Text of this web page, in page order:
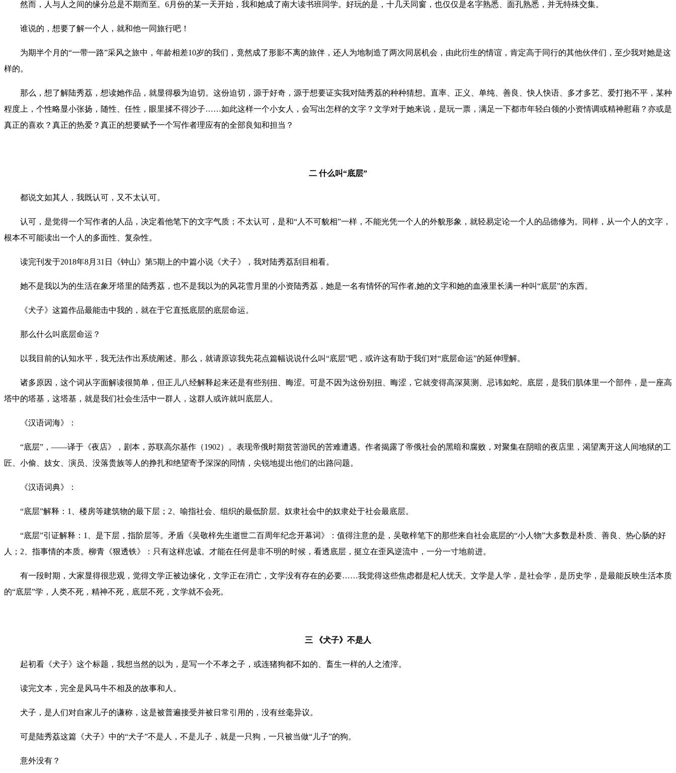
然而，人与人之间的缘分总是不期而至。6月份的某一天开始，我和她成了南大读书班同学。好玩的是，十几天同窗，也仅仅是名字熟悉、面孔熟悉，并无特殊交集。
谁说的，想要了解一个人，就和他一同旅行吧！
为期半个月的“一带一路”采风之旅中，年龄相差10岁的我们，竟然成了形影不离的旅伴，还人为地制造了两次同居机会，由此衍生的情谊，肯定高于同行的其他伙伴们，至少我对她是这
样的。
那么，想了解陆秀荔，想读她作品，就显得极为迫切。这份迫切，源于好奇，源于想要证实我对陆秀荔的种种猜想。直率、正义、单纯、善良、快人快语、多才多艺、爱打抱不平，某种
程度上，个性略显小张扬，随性、任性，眼里揉不得沙子……如此这样一个小女人，会写出怎样的文字？文学对于她来说，是玩一票，满足一下都市年轻白领的小资情调或精神慰藉？亦或是
真正的喜欢？真正的热爱？真正的想要赋予一个写作者理应有的全部良知和担当？
二 什么叫“底层”
都说文如其人，我既认可，又不太认可。
认可，是觉得一个写作者的人品，决定着他笔下的文字气质；不太认可，是和“人不可貌相”一样，不能光凭一个人的外貌形象，就轻易定论一个人的品德修为。同样，从一个人的文字，
根本不可能读出一个人的多面性、复杂性。
读完刊发于2018年8月31日《钟山》第5期上的中篇小说《犬子》，我对陆秀荔刮目相看。
她不是我以为的生活在象牙塔里的陆秀荔，也不是我以为的风花雪月里的小资陆秀荔，她是一名有情怀的写作者,她的文字和她的血液里长满一种叫“底层”的东西。
《犬子》这篇作品最能击中我的，就在于它直抵底层的底层命运。
那么什么叫底层命运？
以我目前的认知水平，我无法作出系统阐述。那么，就请原谅我先花点篇幅说说什么叫“底层”吧，或许这有助于我们对“底层命运”的延伸理解。
诸多原因，这个词从字面解读很简单，但正儿八经解释起来还是有些别扭、晦涩。可是不因为这份别扭、晦涩，它就变得高深莫测、忌讳如蛇。底层，是我们肌体里一个部件，是一座高
塔中的塔基，这塔基，就是我们社会生活中一群人，这群人或许就叫底层人。
《汉语词海》：
“底层”，——译于《夜店》，剧本，苏联高尔基作（1902）。表现帝俄时期贫苦游民的苦难遭遇。作者揭露了帝俄社会的黑暗和腐败，对聚集在阴暗的夜店里，渴望离开这人间地狱的工
匠、小偷、妓女、演员、没落贵族等人的挣扎和绝望寄予深深的同情，尖锐地提出他们的出路问题。
《汉语词典》：
“底层”解释：1、楼房等建筑物的最下层；2、喻指社会、组织的最低阶层。奴隶社会中的奴隶处于社会最底层。
“底层”引证解释：1、是下层，指阶层等。矛盾《吴敬梓先生逝世二百周年纪念开幕词》：值得注意的是，吴敬梓笔下的那些来自社会底层的“小人物”大多数是朴质、善良、热心肠的好
人；2、指事情的本质。柳青《狠透铁》：只有这样忠诚。才能在任何是非不明的时候，看透底层，挺立在歪风逆流中，一分一寸地前进。
有一段时期，大家显得很悲观，觉得文学正被边缘化，文学正在消亡，文学没有存在的必要……我觉得这些焦虑都是杞人忧天。文学是人学，是社会学，是历史学，是最能反映生活本质
的“底层”学，人类不死，精神不死，底层不死，文学就不会死。
三 《犬子》不是人
起初看《犬子》这个标题，我想当然的以为，是写一个不孝之子，或连猪狗都不如的、畜生一样的人之渣滓。
读完文本，完全是风马牛不相及的故事和人。
犬子，是人们对自家儿子的谦称，这是被普遍接受并被日常引用的，没有丝毫异议。
可是陆秀荔这篇《犬子》中的“犬子”不是人，不是儿子，就是一只狗，一只被当做“儿子”的狗。
意外没有？